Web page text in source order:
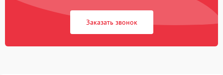
Заказать звонок